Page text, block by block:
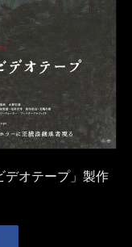
デオテープ」製作